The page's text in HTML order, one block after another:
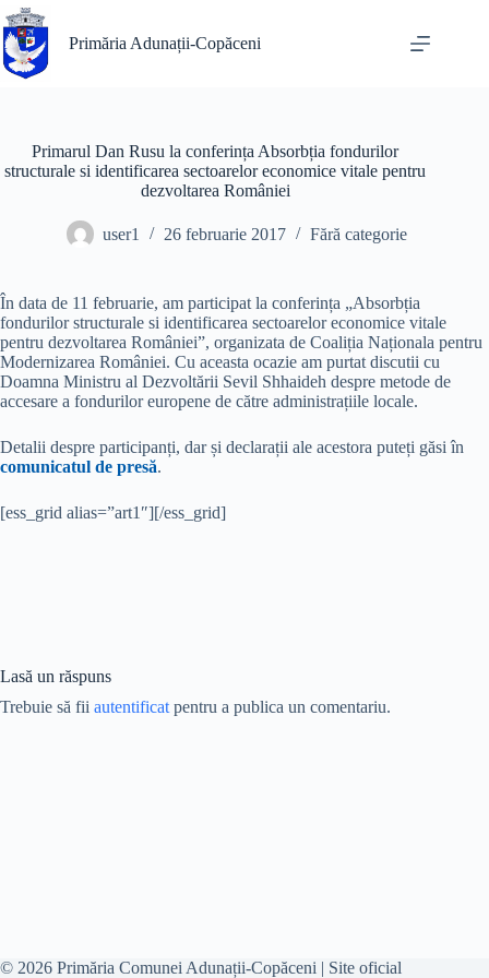
Sari
la
conținut
Primăria Adunații-Copăceni
Primarul Dan Rusu la conferința Absorbția fondurilor
structurale si identificarea sectoarelor economice vitale pentru
dezvoltarea României
user1 26 februarie 2017 Fără categorie
În data de 11 februarie, am participat la conferința „Absorbția
fondurilor structurale si identificarea sectoarelor economice vitale
pentru dezvoltarea României”, organizata de Coaliția Naționala pentru
Modernizarea României. Cu aceasta ocazie am purtat discutii cu
Doamna Ministru al Dezvoltării Sevil Shhaideh despre metode de
accesare a fondurilor europene de către administrațiile locale.
Detalii despre participanți, dar și declarații ale acestora puteți găsi în
comunicatul de presă.
[ess_grid alias=”art1″][/ess_grid]
Lasă un răspuns
Trebuie să fii autentificat pentru a publica un comentariu.
© 2026 Primăria Comunei Adunații-Copăceni | Site oficial